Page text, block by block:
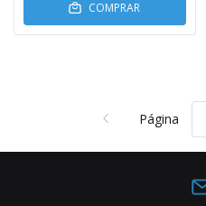
COMPRAR
Página